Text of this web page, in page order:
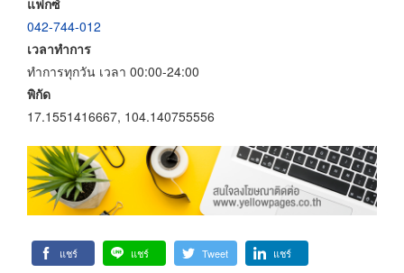
042-744-012
เวลาทำการ
ทำการทุกวัน เวลา 00:00-24:00
พิกัด
17.1551416667, 104.140755556
แชร์ แชร์ Tweet แชร์